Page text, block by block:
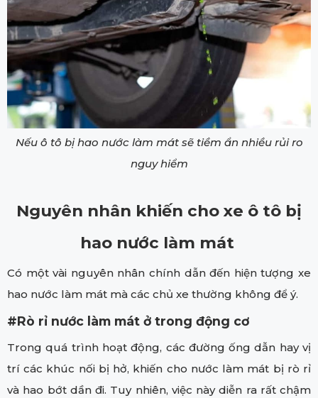
Nếu ô tô bị hao nước làm mát sẽ tiềm ẩn nhiều rủi ro
nguy hiểm
Nguyên nhân khiến cho xe ô tô bị
hao nước làm mát
Có một vài nguyên nhân chính dẫn đến hiện tượng xe
hao nước làm mát mà các chủ xe thường không để ý.
#Rò rỉ nước làm mát ở trong động cơ
Trong quá trình hoạt động, các đường ống dẫn hay vị
trí các khúc nối bị hở, khiến cho nước làm mát bị rò rỉ
và hao bớt dần đi. Tuy nhiên, việc này diễn ra rất chậm